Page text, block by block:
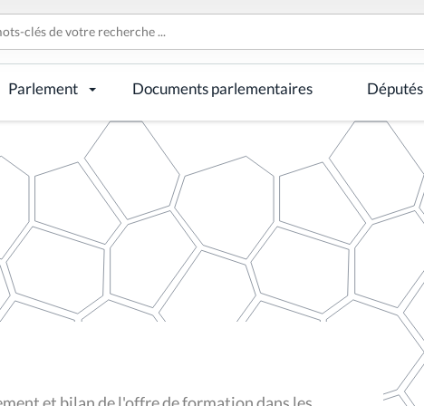
Parlement Documents parlementaires Députés
et bilan de l'offre de formation dans les